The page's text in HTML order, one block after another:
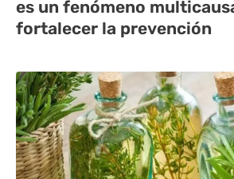
es un fenómeno
fortalecer la prevención